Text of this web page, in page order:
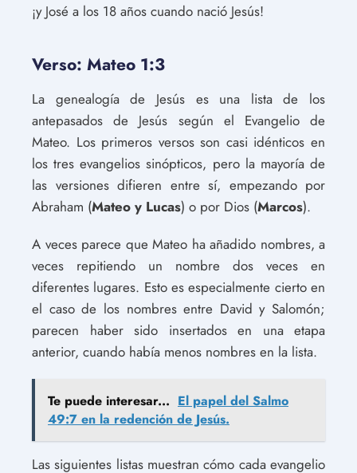
¡y José a los 18 años cuando nació Jesús!
Verso: Mateo 1:3
La genealogía de Jesús es una lista de los
antepasados de Jesús según el Evangelio de
Mateo. Los primeros versos son casi idénticos en
los tres evangelios sinópticos, pero la mayoría de
las versiones difieren entre sí, empezando por
Abraham (Mateo y Lucas) o por Dios (Marcos).
A veces parece que Mateo ha añadido nombres, a
veces repitiendo un nombre dos veces en
diferentes lugares. Esto es especialmente cierto en
el caso de los nombres entre David y Salomón;
parecen haber sido insertados en una etapa
anterior, cuando había menos nombres en la lista.
Te puede interesar... El papel del Salmo
49:7 en la redención de Jesús.
Las siguientes listas muestran cómo cada evangelio